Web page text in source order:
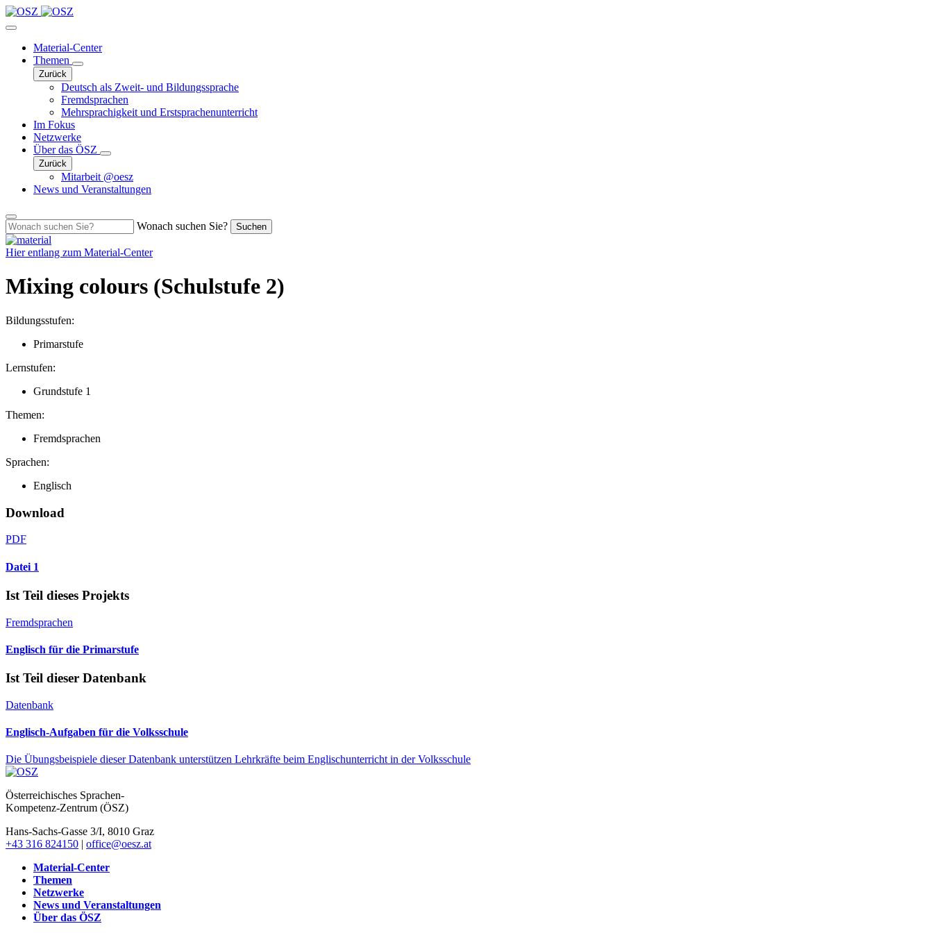
Material-Center
Themen
Zurück
Deutsch als Zweit- und Bildungssprache
Fremdsprachen
Mehrsprachigkeit und Erstsprachenunterricht
Im Fokus
Netzwerke
Über das ÖSZ
Zurück
Mitarbeit @oesz
News und Veranstaltungen
Wonach suchen Sie? Suchen
Hier entlang zum Material-Center
Mixing colours (Schulstufe 2)
Bildungsstufen:
Primarstufe
Lernstufen:
Grundstufe 1
Themen:
Fremdsprachen
Sprachen:
Englisch
Download
PDF
Datei 1
Ist Teil dieses Projekts
Fremdsprachen
Englisch für die Primarstufe
Ist Teil dieser Datenbank
Datenbank
Englisch-Aufgaben für die Volksschule
Die Übungsbeispiele dieser Datenbank unterstützen Lehrkräfte beim Englischunterricht in der Volksschule
Österreichisches Sprachen-
Kompetenz-Zentrum (ÖSZ)
Hans-Sachs-Gasse 3/I, 8010 Graz
+43 316 824150 | office@oesz.at
Material-Center
Themen
Netzwerke
News und Veranstaltungen
Über das ÖSZ